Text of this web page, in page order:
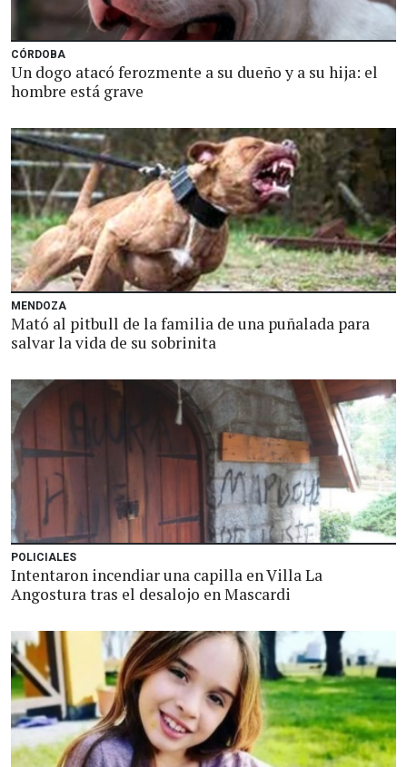
CÓRDOBA
Un dogo atacó ferozmente a su dueño y a su hija: el
hombre está grave
MENDOZA
Mató al pitbull de la familia de una puñalada para
salvar la vida de su sobrinita
POLICIALES
Intentaron incendiar una capilla en Villa La
Angostura tras el desalojo en Mascardi